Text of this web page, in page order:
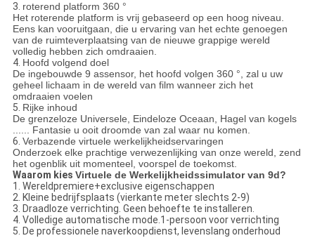
3. roterend platform 360 °
Het roterende platform is vrij gebaseerd op een hoog niveau.
Eens kan vooruitgaan, die u ervaring van het echte genoegen
van de ruimteverplaatsing van de nieuwe grappige wereld
volledig hebben zich omdraaien.
4. Hoofd volgend doel
De ingebouwde 9 assensor, het hoofd volgen 360 °, zal u uw
geheel lichaam in de wereld van film wanneer zich het
omdraaien voelen
5. Rijke inhoud
De grenzeloze Universele, Eindeloze Oceaan, Hagel van kogels
...... Fantasie u ooit droomde van zal waar nu komen.
6. Verbazende virtuele werkelijkheidservaringen
Onderzoek elke prachtige verwezenlijking van onze wereld, zend
het ogenblik uit momenteel, voorspel de toekomst.
Waarom kies Virtuele de Werkelijkheidssimulator van 9d?
1. Wereldpremiere+exclusive eigenschappen
2. Kleine bedrijfsplaats (vierkante meter slechts 2-9)
3. Draadloze verrichting. Geen behoefte te installeren.
4. Volledige automatische mode.1-persoon voor verrichting
5. De professionele naverkoopdienst, levenslang onderhoud